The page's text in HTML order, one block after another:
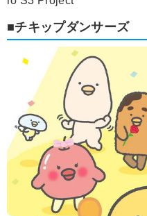
■チキップダンサーズ